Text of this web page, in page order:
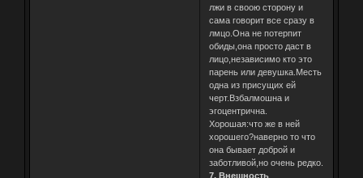
лжи в своою сторону и
сама говорит все сразу в
лмцо.Она не потерпит
обиды,она просто даст в
лицо,независимо кто это
парень или девушка.Месть
одна из присущих ей
черт.Взбалмошна и
эгоцентрична.
Хорошая:что же в ней
хорошего?наверно то что
она бывает доброй и
заботливой,но очень редко.
7. Внешность